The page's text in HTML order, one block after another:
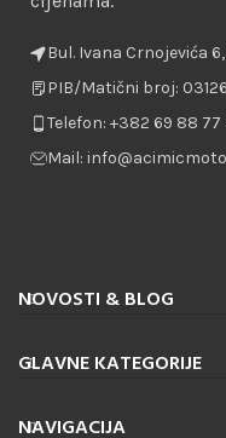
Bul. Ivana Crnojevića
PIB/Matični broj:
Telefon: +382 69 88 77
Mail:
NOVOSTI & BLOG
GLAVNE KATEGORIJE
NAVIGACIJA